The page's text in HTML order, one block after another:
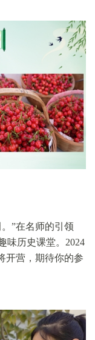
”在名师的引领
味历史课堂。2024
开营，期待你的参